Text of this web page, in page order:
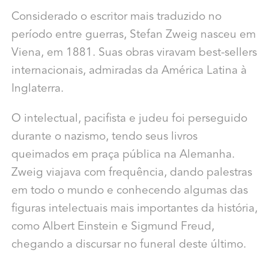
Considerado o escritor mais traduzido no
período entre guerras, Stefan Zweig nasceu em
Viena, em 1881. Suas obras viravam best-sellers
internacionais, admiradas da América Latina à
Inglaterra.
O intelectual, pacifista e judeu foi perseguido
durante o nazismo, tendo seus livros
queimados em praça pública na Alemanha.
Zweig viajava com frequência, dando palestras
em todo o mundo e conhecendo algumas das
figuras intelectuais mais importantes da história,
como Albert Einstein e Sigmund Freud,
chegando a discursar no funeral deste último.